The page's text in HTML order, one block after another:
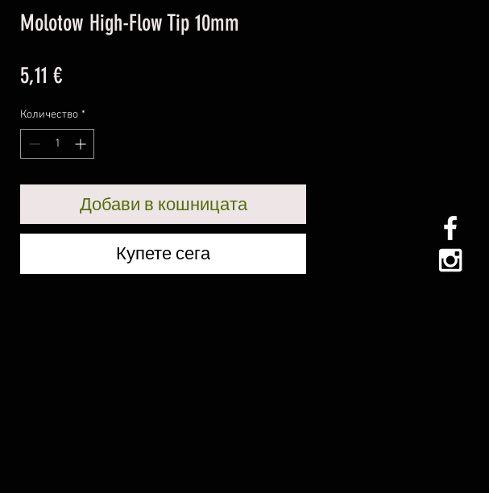
Molotow High-Flow Tip 10mm
5,11 €Цена
Количество *
Добави в кошницата
Купете сега